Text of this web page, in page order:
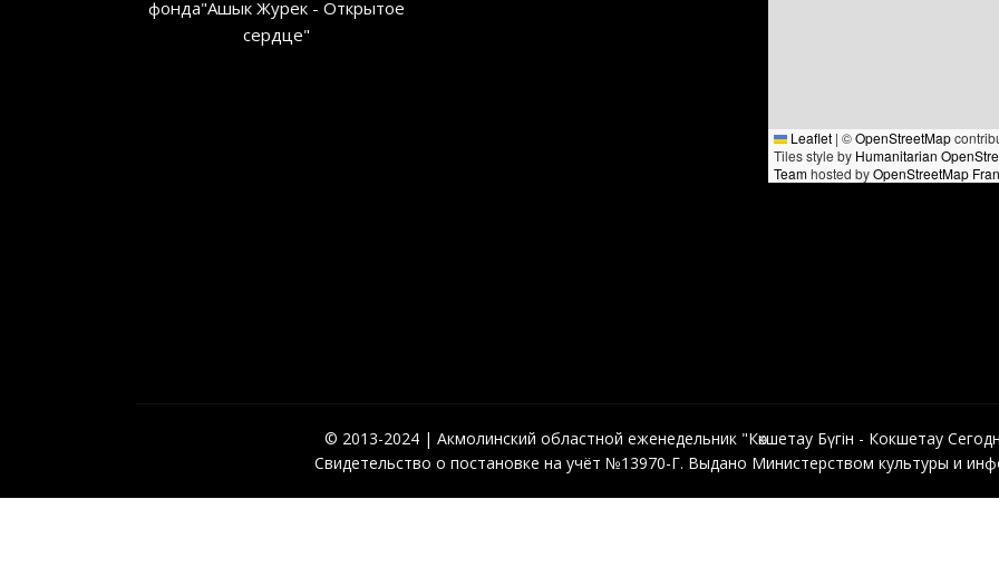
фонда"Ашык Журек - Открытое
сердце"
Leaflet | ©OpenStreetMap
Tiles style by Humanitarian
Teamhosted byOpenStreetMap
© 2013-2024 | Акмолинский областной еженедельник "Көкшетау Бүгін - Кокшетау
Свидетельство о постановке на учёт №13970-Г. Выдано Министерством культуры и